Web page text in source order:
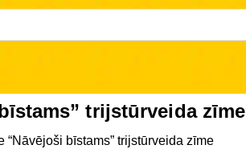
trijstūrveida zīme
“Nāvējoši bīstams” trijstūrveida zīme